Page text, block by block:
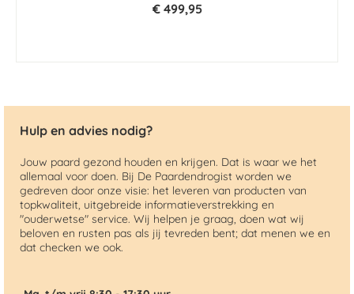
€ 499,95
Hulp en advies nodig?
Jouw paard gezond houden en krijgen. Dat is waar we het
allemaal voor doen. Bij De Paardendrogist worden we
gedreven door onze visie: het leveren van producten van
topkwaliteit, uitgebreide informatieverstrekking en
"ouderwetse" service. Wij helpen je graag, doen wat wij
beloven en rusten pas als jij tevreden bent; dat menen we en
dat checken we ook.